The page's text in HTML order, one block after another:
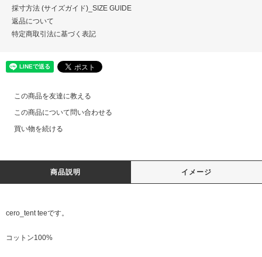
採寸方法 (サイズガイド)_SIZE GUIDE
返品について
特定商取引法に基づく表記
この商品を友達に教える
この商品について問い合わせる
買い物を続ける
商品説明 イメージ
cero_tent teeです。
コットン100%